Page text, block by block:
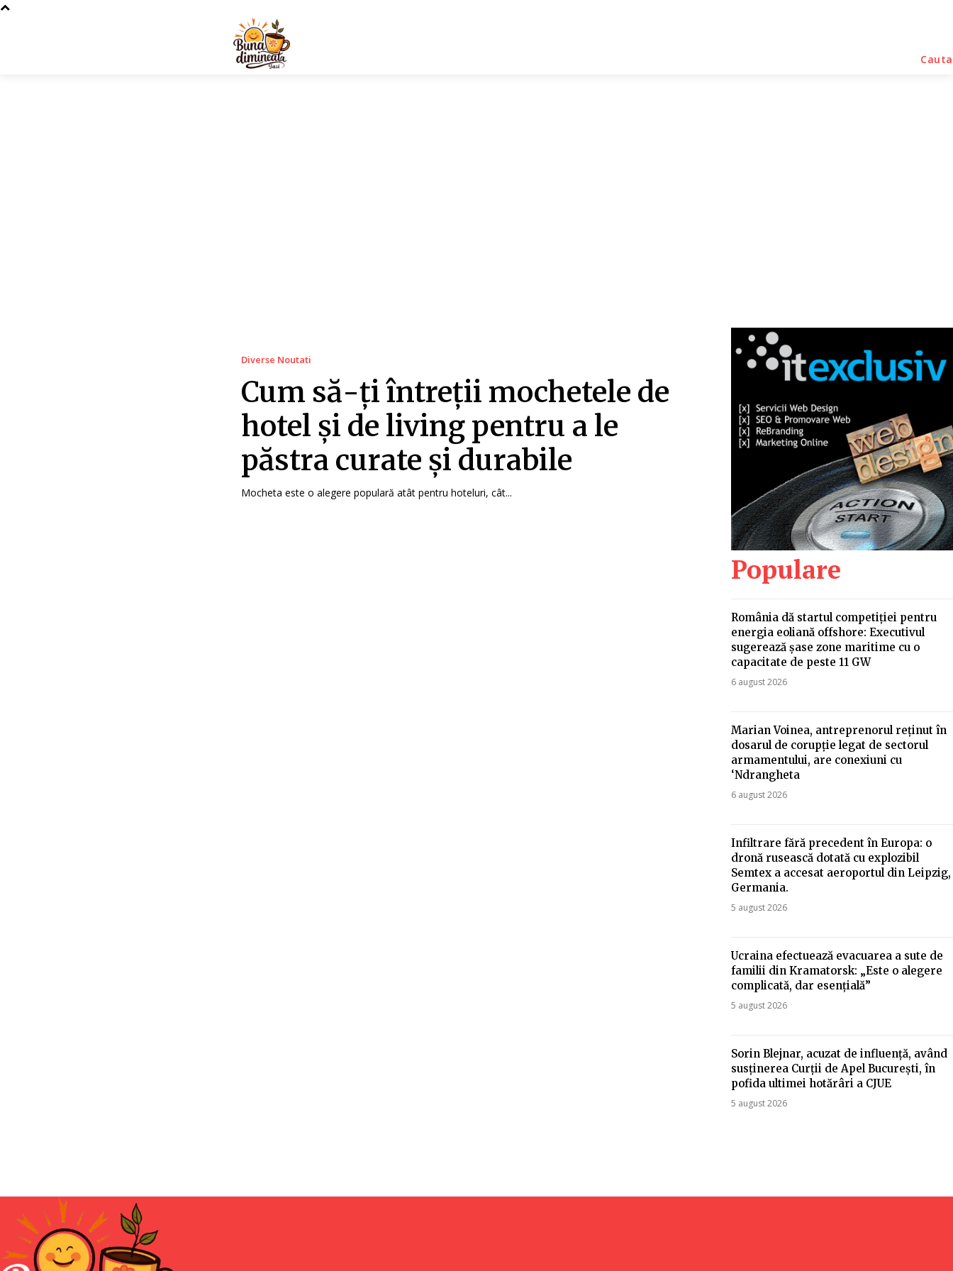
Cauta
Diverse Noutati
Cum să-ți întreții mochetele de
hotel și de living pentru a le
păstra curate și durabile
Mocheta este o alegere populară atât pentru hoteluri, cât...
Populare
România dă startul competiției pentru
energia eoliană offshore: Executivul
sugerează șase zone maritime cu o
capacitate de peste 11 GW
6 august 2026
Marian Voinea, antreprenorul reținut în
dosarul de corupție legat de sectorul
armamentului, are conexiuni cu
‘Ndrangheta
6 august 2026
Infiltrare fără precedent în Europa: o
dronă rusească dotată cu explozibil
Semtex a accesat aeroportul din Leipzig,
Germania.
5 august 2026
Ucraina efectuează evacuarea a sute de
familii din Kramatorsk: „Este o alegere
complicată, dar esențială”
5 august 2026
Sorin Blejnar, acuzat de influență, având
susținerea Curții de Apel București, în
pofida ultimei hotărâri a CJUE
5 august 2026